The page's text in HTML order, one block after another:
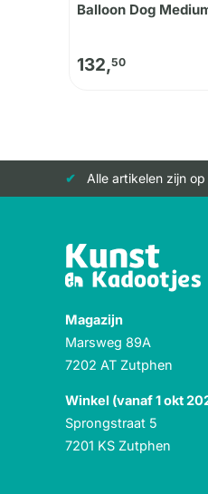
Balloon Dog
132,50
Alle artikelen zijn
Magazijn
Marsweg 89A
7202 AT Zutphen
Winkel (vanaf 1 okt
Sprongstraat 5
7201 KS Zutphen